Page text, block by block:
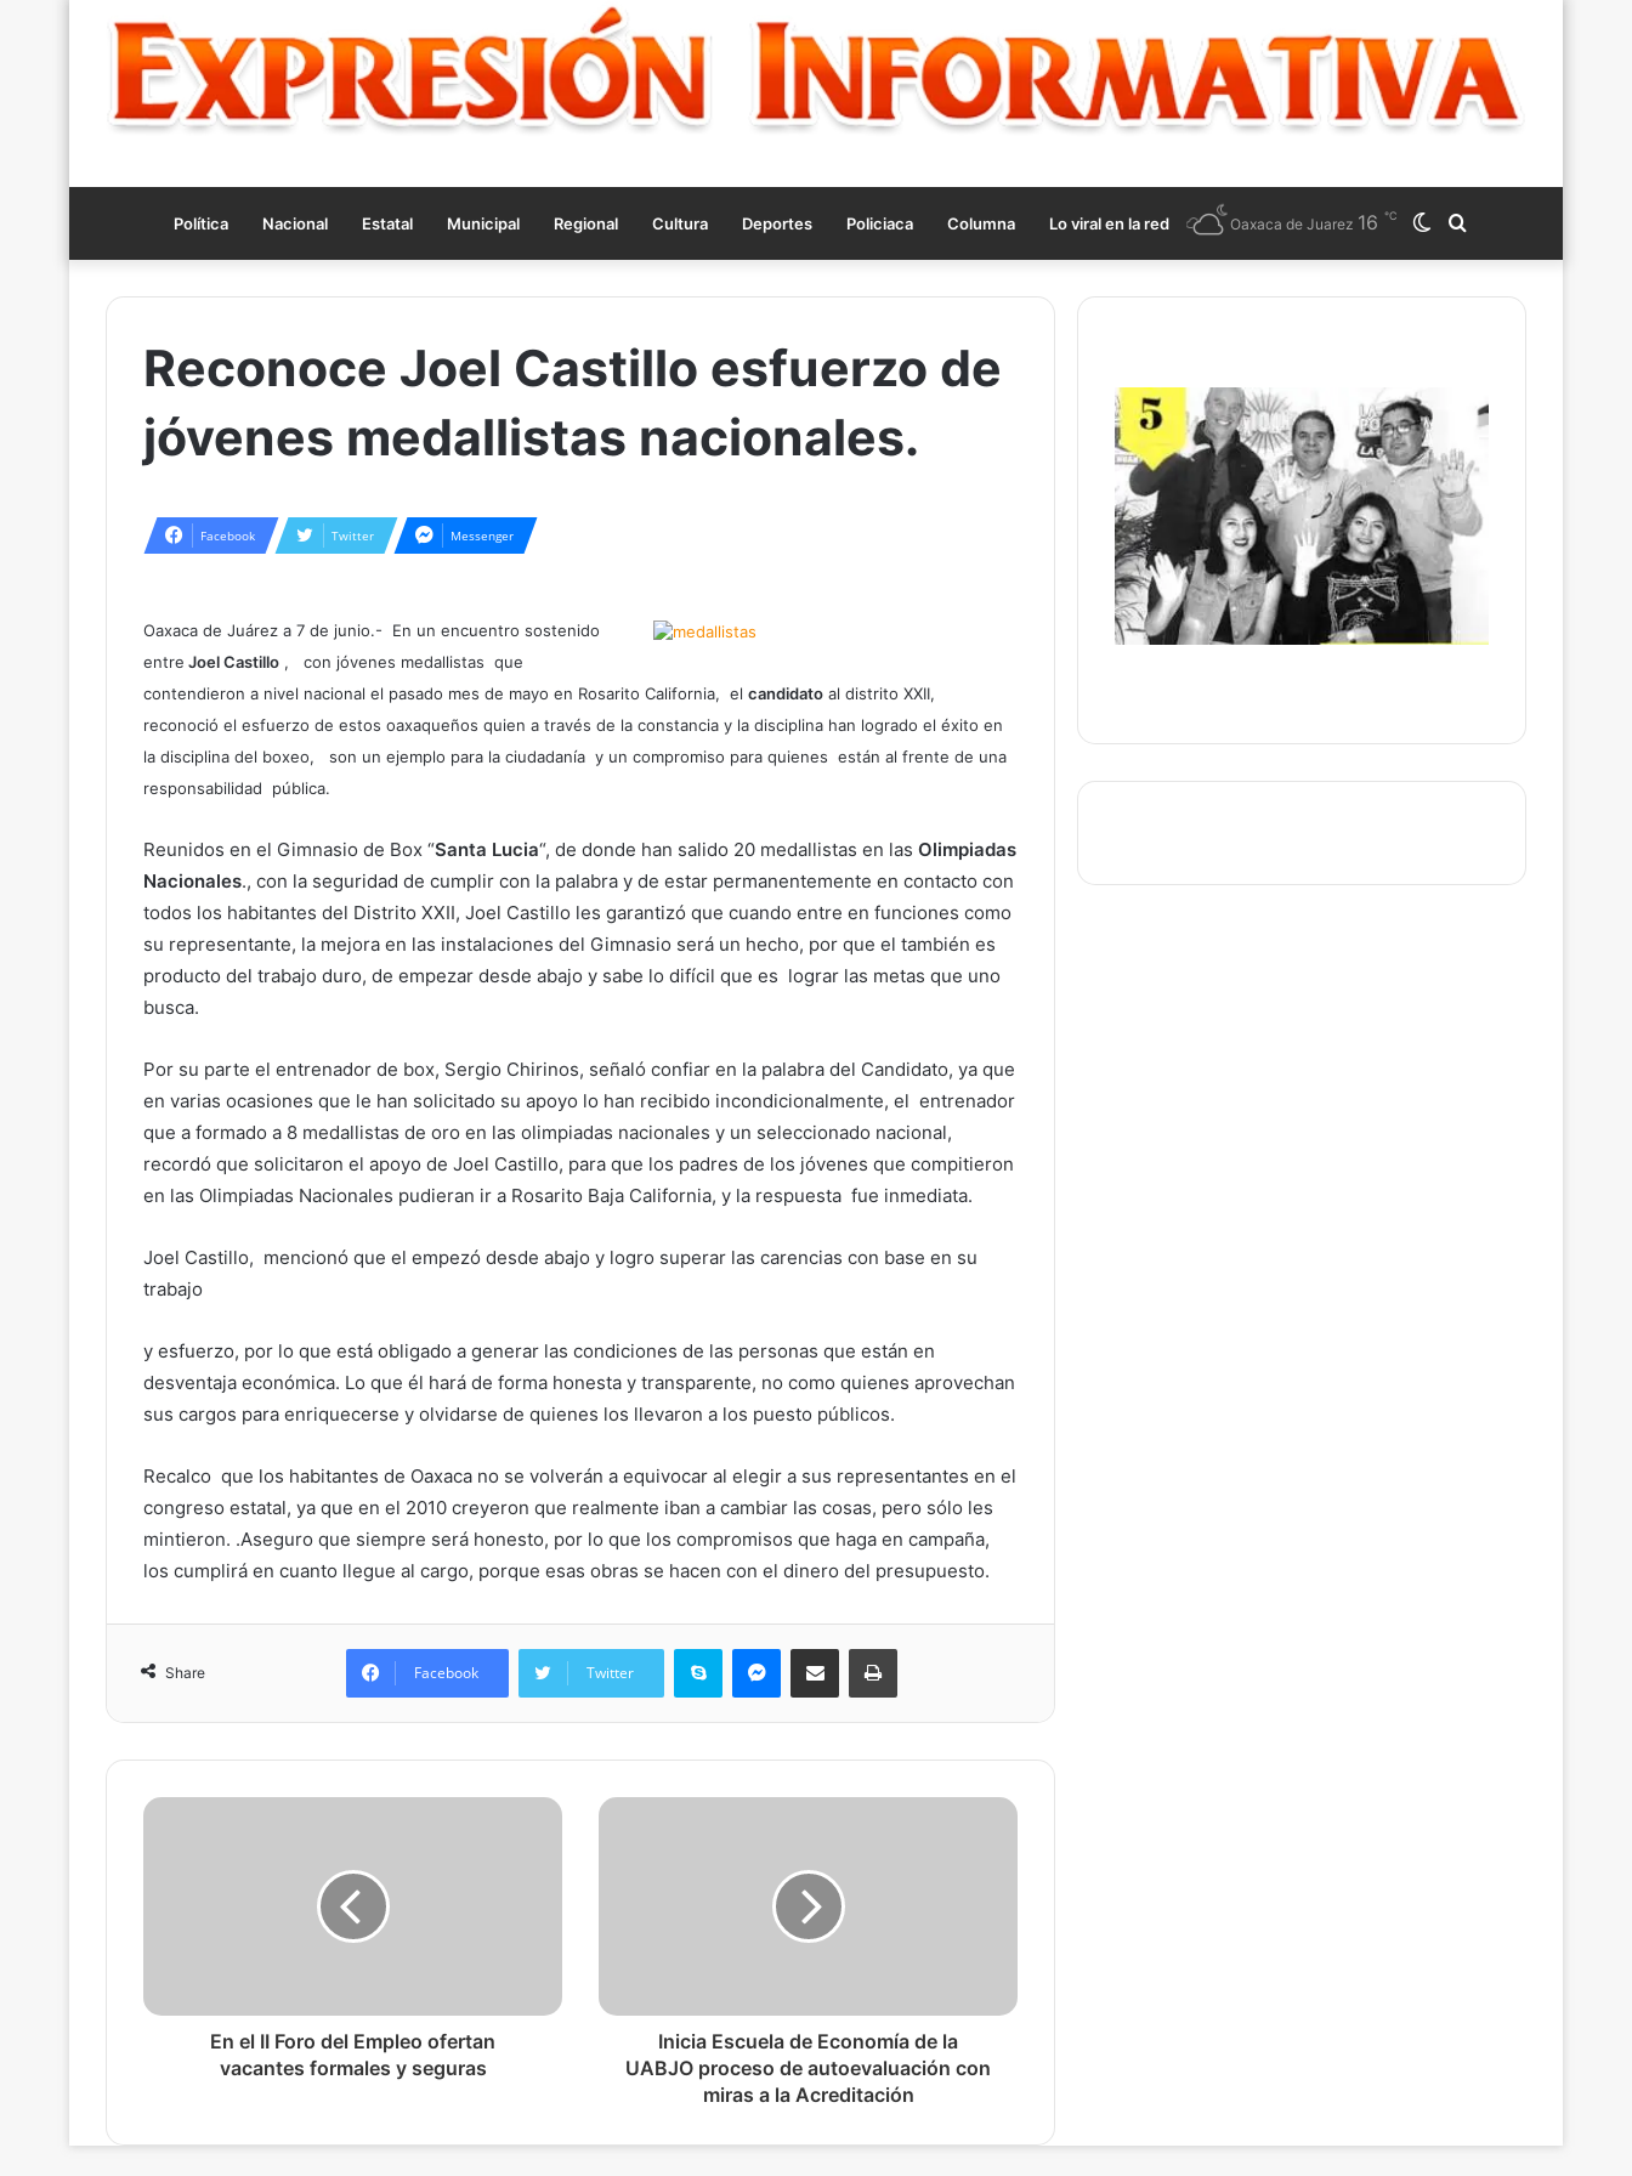
Política Nacional Estatal Municipal Regional Cultura Deportes Policiaca Columna Lo viral en la red
for
Switch
skin
Oaxaca de Juarez 16 ℃
Reconoce Joel Castillo esfuerzo de
jóvenes medallistas nacionales.
Facebook Twitter Messenger
Oaxaca de Juárez a 7 de junio.- En un encuentro sostenido
entre Joel Castillo , con jóvenes medallistas que
contendieron a nivel nacional el pasado mes de mayo en Rosarito California, el candidato al distrito XXII,
reconoció el esfuerzo de estos oaxaqueños quien a través de la constancia y la disciplina han logrado el éxito en
la disciplina del boxeo, son un ejemplo para la ciudadanía y un compromiso para quienes están al frente de una
responsabilidad pública.
Reunidos en el Gimnasio de Box “Santa Lucia“, de donde han salido 20 medallistas en las Olimpiadas
Nacionales., con la seguridad de cumplir con la palabra y de estar permanentemente en contacto con
todos los habitantes del Distrito XXII, Joel Castillo les garantizó que cuando entre en funciones como
su representante, la mejora en las instalaciones del Gimnasio será un hecho, por que el también es
producto del trabajo duro, de empezar desde abajo y sabe lo difícil que es lograr las metas que uno
busca.
Por su parte el entrenador de box, Sergio Chirinos, señaló confiar en la palabra del Candidato, ya que
en varias ocasiones que le han solicitado su apoyo lo han recibido incondicionalmente, el entrenador
que a formado a 8 medallistas de oro en las olimpiadas nacionales y un seleccionado nacional,
recordó que solicitaron el apoyo de Joel Castillo, para que los padres de los jóvenes que compitieron
en las Olimpiadas Nacionales pudieran ir a Rosarito Baja California, y la respuesta fue inmediata.
Joel Castillo, mencionó que el empezó desde abajo y logro superar las carencias con base en su
trabajo
y esfuerzo, por lo que está obligado a generar las condiciones de las personas que están en
desventaja económica. Lo que él hará de forma honesta y transparente, no como quienes aprovechan
sus cargos para enriquecerse y olvidarse de quienes los llevaron a los puesto públicos.
Recalco que los habitantes de Oaxaca no se volverán a equivocar al elegir a sus representantes en el
congreso estatal, ya que en el 2010 creyeron que realmente iban a cambiar las cosas, pero sólo les
mintieron. .Aseguro que siempre será honesto, por lo que los compromisos que haga en campaña,
los cumplirá en cuanto llegue al cargo, porque esas obras se hacen con el dinero del presupuesto.
Share Facebook Twitter
Skype Messenger
Share via Email Print
En el II Foro del Empleo ofertan
vacantes formales y seguras
Inicia Escuela de Economía de la
UABJO proceso de autoevaluación con
miras a la Acreditación